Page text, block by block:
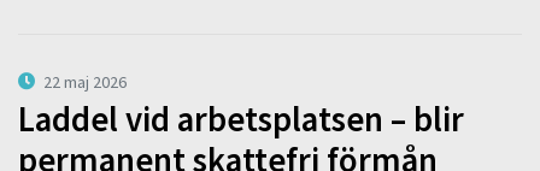
22 maj 2026
Laddel vid arbetsplatsen – blir
permanent skattefri förmån